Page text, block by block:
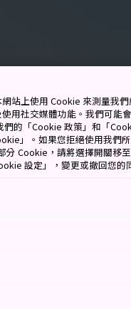
站上使用 Cookie 來測量我
用社交媒體功能。我們可能
的「Cookie 政策」和「
」。如果您拒絕使用我們
Cookie，請將選擇開關移
設定」，變更或撤回您的